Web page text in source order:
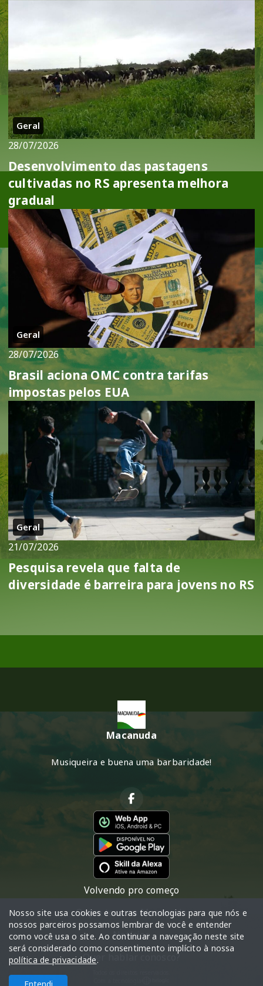
Geral
28/07/2026
Desenvolvimento das pastagens
cultivadas no RS apresenta melhora
gradual
Geral
28/07/2026
Brasil aciona OMC contra tarifas
impostas pelos EUA
Geral
21/07/2026
Pesquisa revela que falta de
diversidade é barreira para jovens no RS
Macanuda
Musiqueira e buena uma barbaridade!
Volvendo pro começo
O que toca na Macanuda
Notícias
Quer hablar conosco?
Nosso site usa cookies e outras tecnologias para que nós e
nossos parceiros possamos lembrar de você e entender
como você usa o site. Ao continuar a navegação neste site
será considerado como consentimento implícito à nossa
política de privacidade.